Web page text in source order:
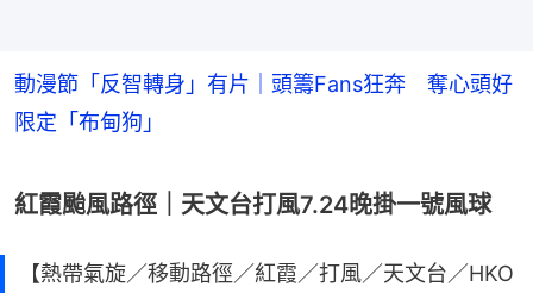
動漫節「反智轉身」有片｜頭籌Fans狂奔 奪心頭好
限定「布甸狗」
紅霞颱風路徑｜天文台打風7.24晚掛一號風球
【熱帶氣旋／移動路徑／紅霞／打風／天文台／HKO